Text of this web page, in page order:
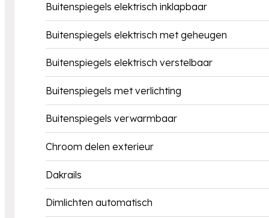
Buitenspiegels elektrisch inklapbaar
Buitenspiegels elektrisch met geheugen
Buitenspiegels elektrisch verstelbaar
Buitenspiegels met verlichting
Buitenspiegels verwarmbaar
Chroom delen exterieur
Dakrails
Dimlichten automatisch